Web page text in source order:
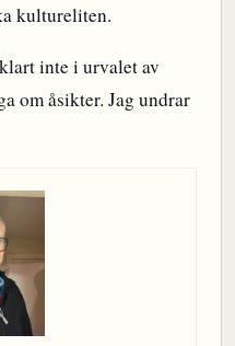
kultureliten.
inte i urvalet av
om åsikter. Jag undrar